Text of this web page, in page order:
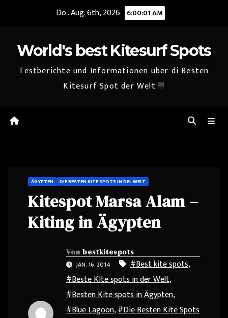
Do.. Aug. 6th, 2026 6:00:02 AM
World's best Kitesurf Spots
Testberichte und Informationen über di Besten
Kitesurf Spot der Welt !!!
ÄGYPTEN DIE BESTEN KITE SPOTS IN DEL WELT
Kitespot Marsa Alam –
Kiting in Ägypten
Von bestkitespots
JAN. 16, 2014
#Best kite spots,
#Beste KIte spots in der Welt,
#Besten Kite spots in Ägypten,
#Blue Lagoon,#Die Besten Kite Spots